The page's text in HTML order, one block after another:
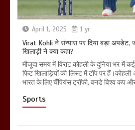
April 1, 2025 1 yr
Virat Kohli ने संन्यास पर दिया बड़ा अपडेट,
खिलाड़ी ने क्या कहा?
मौजूदा समय में विराट कोहली के दुनिया भर में
फिट खिलाड़ियों की लिस्ट में टॉप पर
भारत के लिए चैंपियंस ट्रॉफी, वनडे विश्व कप
Sports